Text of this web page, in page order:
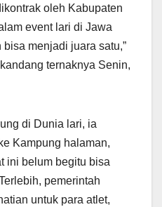
oleh Kabupaten
event lari di Jawa
menjadi juara satu,”
ternaknya Senin,
di Dunia lari, ia
Kampung halaman,
ini belum begitu bisa
pemerintah
untuk para atlet,